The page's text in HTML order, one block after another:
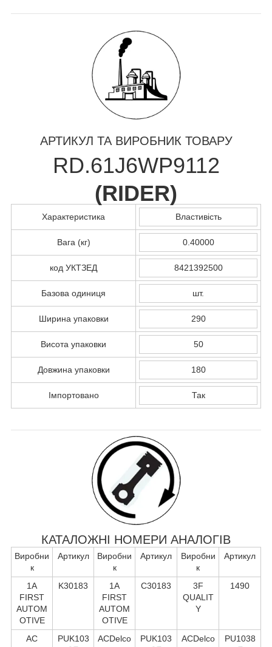
АРТИКУЛ ТА ВИРОБНИК ТОВАРУ
RD.61J6WP9112
(RIDER)
Характеристика Властивість
Вага (кг) 0.40000
код УКТЗЕД 8421392500
Базова одиниця шт.
Ширина упаковки 290
Висота упаковки 50
Довжина упаковки 180
Імпортовано Так
КАТАЛОЖНІ НОМЕРИ АНАЛОГІВ
Виробни
к
Артикул
Виробни
к
Артикул
Виробни
к
Артикул
1A
FIRST
AUTOM
OTIVE
K30183
1A
FIRST
AUTOM
OTIVE
C30183
3F
QUALIT
Y
1490
AC
PUK103
ACDelco
PUK103
ACDelco
PU1038